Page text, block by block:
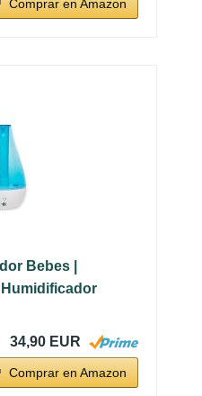
Comprar en Amazon
Bebes |
34,90 EUR
Comprar en Amazon